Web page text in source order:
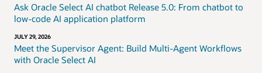
Ask Oracle Select AI chatbot Release 5.0: From chatbot to
low-code AI application platform
JULY 29, 2026
Meet the Supervisor Agent: Build Multi-Agent Workflows
with Oracle Select AI